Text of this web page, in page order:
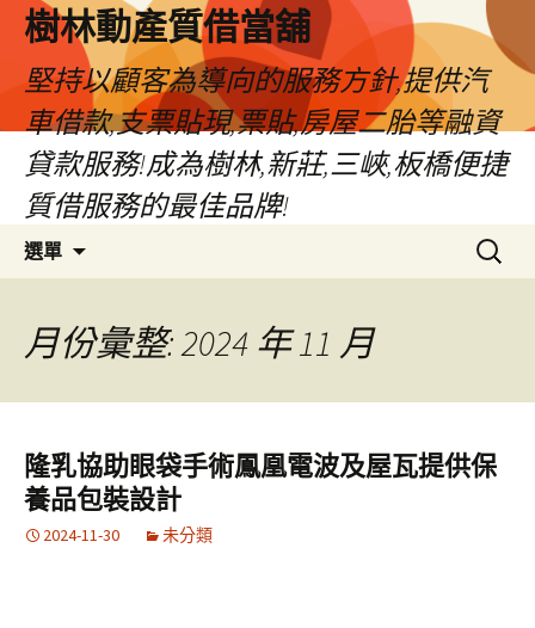
樹林動產質借當舖
堅持以顧客為導向的服務方針,提供汽
車借款,支票貼現,票貼,房屋二胎等融資
貸款服務!成為樹林,新莊,三峽,板橋便捷
質借服務的最佳品牌!
選單
要
內
搜
尋
月份彙整: 2024 年 11 月
隆乳協助眼袋手術鳳凰電波及屋瓦提供保
養品包裝設計
2024-11-30 未分類